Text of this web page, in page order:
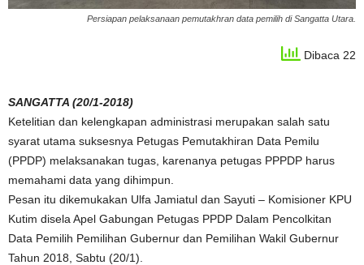
Persiapan pelaksanaan pemutakhran data pemilih di Sangatta Utara.
Dibaca 22
SANGATTA (20/1-2018)
Ketelitian dan kelengkapan administrasi merupakan salah satu
syarat utama suksesnya Petugas Pemutakhiran Data Pemilu
(PPDP) melaksanakan tugas, karenanya petugas PPPDP harus
memahami data yang dihimpun.
Pesan itu dikemukakan Ulfa Jamiatul dan Sayuti – Komisioner KPU
Kutim disela Apel Gabungan Petugas PPDP Dalam Pencolkitan
Data Pemilih Pemilihan Gubernur dan Pemilihan Wakil Gubernur
Tahun 2018, Sabtu (20/1).